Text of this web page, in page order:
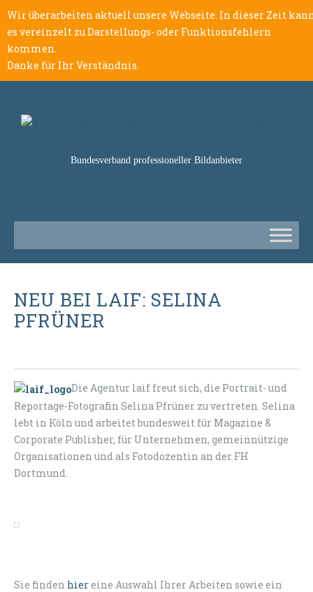
Wir überarbeiten aktuell unsere Webseite. In dieser Zeit
es vereinzelt zu Darstellungs- oder Funktionsfehlern
kommen.
Danke für Ihr Verständnis.
Bundesverband professioneller Bildanbieter
NEU BEI LAIF: SELINA
PFRÜNER
Die Agentur laif freut sich, die Portrait- und
Reportage-Fotografin Selina Pfrüner zu vertreten. Selina
lebt in Köln und arbeitet bundesweit für Magazine &
Corporate Publisher, für Unternehmen, gemeinnützige
Organisationen und als Fotodozentin an der FH
Dortmund.
Sie finden hiereine Auswahl Ihrer Arbeiten sowie ein